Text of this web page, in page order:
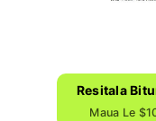
Resitala
Maua Le